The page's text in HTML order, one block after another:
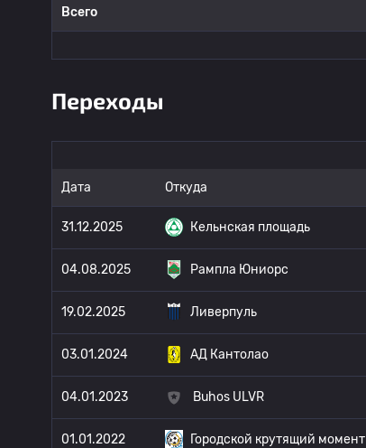
Всего
Переходы
Дата Откуда
31.12.2025 Кельнская площадь
04.08.2025 Рампла Юниорс
19.02.2025 Ливерпуль
03.01.2024 АД Кантолао
04.01.2023 Buhos ULVR
01.01.2022 Городской крутящий момент